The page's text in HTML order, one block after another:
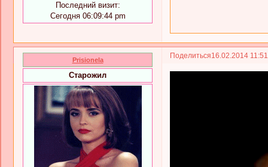
Последний визит:
Сегодня 06:09:44 pm
Поделиться16.02.2014
Prisionela
Старожил